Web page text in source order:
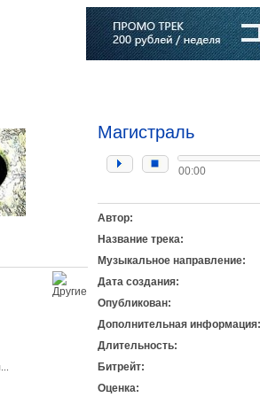
Магистраль
00:00
Автор:
Название трека:
Музыкальное направление:
Дата создания:
Опубликован:
Дополнительная информация:
Длительность:
Битрейт:
Оценка: